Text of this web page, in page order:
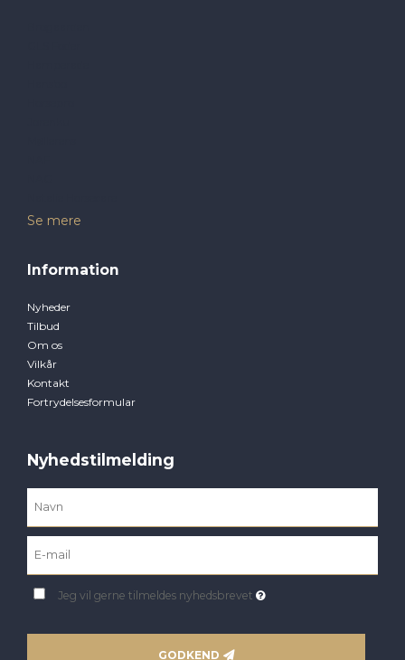
Se mere
Information
Nyheder
Tilbud
Om os
Vilkår
Kontakt
Fortrydelsesformular
Nyhedstilmelding
Jeg vil gerne tilmeldes nyhedsbrevet
GODKEND